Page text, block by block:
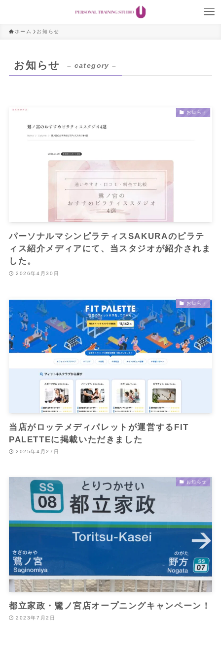
ホーム お知らせ
お知らせ – category –
お知らせ
パーソナルマシンピラティスSAKURAのピラテ
ィス紹介メディアにて、当スタジオが紹介されま
した。
2026年4月30日
お知らせ
当店がロッテメディパレットが運営するFIT
PALETTEに掲載いただきました
2025年4月27日
お知らせ
都立家政・鷺ノ宮店オープニングキャンペーン！
2023年7月2日